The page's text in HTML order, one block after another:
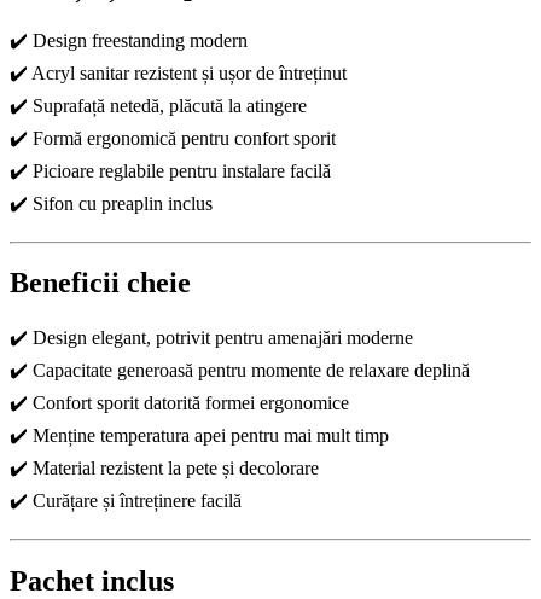
✔️ Design freestanding modern
✔️ Acryl sanitar rezistent și ușor de întreținut
✔️ Suprafață netedă, plăcută la atingere
✔️ Formă ergonomică pentru confort sporit
✔️ Picioare reglabile pentru instalare facilă
✔️ Sifon cu preaplin inclus
Beneficii cheie
✔️ Design elegant, potrivit pentru amenajări moderne
✔️ Capacitate generoasă pentru momente de relaxare deplină
✔️ Confort sporit datorită formei ergonomice
✔️ Menține temperatura apei pentru mai mult timp
✔️ Material rezistent la pete și decolorare
✔️ Curățare și întreținere facilă
Pachet inclus